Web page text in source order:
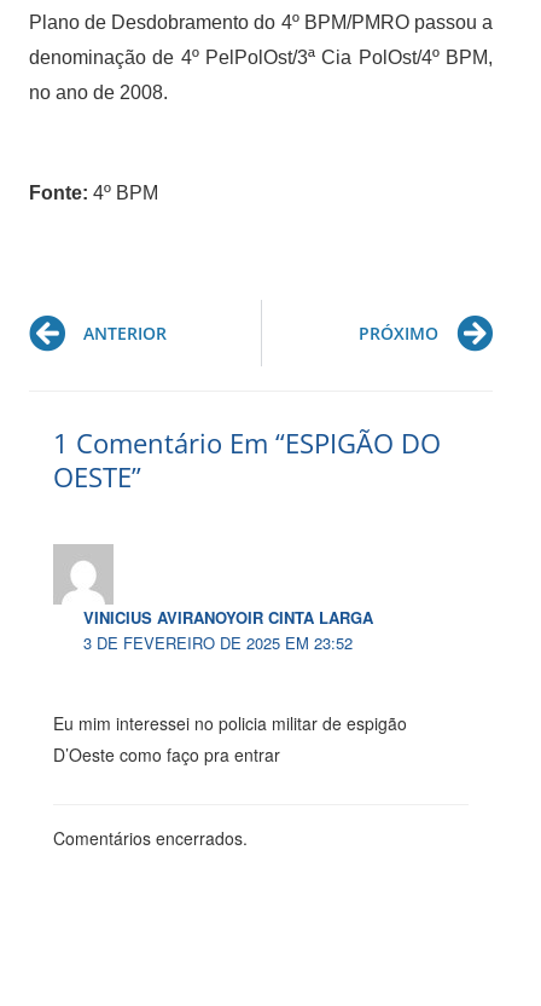
Plano de Desdobramento do 4º BPM/PMRO passou a
denominação de 4º PelPolOst/3ª Cia PolOst/4º BPM,
no ano de 2008.
Fonte: 4º BPM
Prev
ANTERIOR PRÓXIMO
1 Comentário Em “ESPIGÃO DO
OESTE”
VINICIUS AVIRANOYOIR CINTA LARGA
3 DE FEVEREIRO DE 2025 EM 23:52
Eu mim interessei no policia militar de espigão
D’Oeste como faço pra entrar
Comentários encerrados.